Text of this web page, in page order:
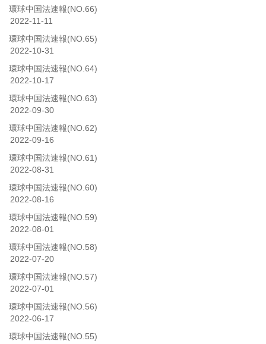
環球中国法速報(NO.66)
2022-11-11
環球中国法速報(NO.65)
2022-10-31
環球中国法速報(NO.64)
2022-10-17
環球中国法速報(NO.63)
2022-09-30
環球中国法速報(NO.62)
2022-09-16
環球中国法速報(NO.61)
2022-08-31
環球中国法速報(NO.60)
2022-08-16
環球中国法速報(NO.59)
2022-08-01
環球中国法速報(NO.58)
2022-07-20
環球中国法速報(NO.57)
2022-07-01
環球中国法速報(NO.56)
2022-06-17
環球中国法速報(NO.55)